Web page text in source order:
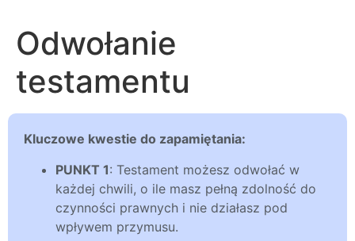
Odwołanie
testamentu
Kluczowe kwestie do zapamiętania:
PUNKT 1: Testament możesz odwołać w
każdej chwili, o ile masz pełną zdolność do
czynności prawnych i nie działasz pod
wpływem przymusu.